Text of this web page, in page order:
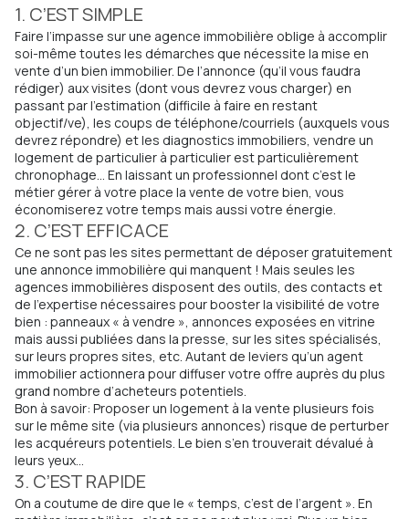
1. C’EST SIMPLE
Faire l’impasse sur une agence immobilière oblige à accomplir
soi-même toutes les démarches que nécessite la mise en
vente d’un bien immobilier. De l’annonce (qu’il vous faudra
rédiger) aux visites (dont vous devrez vous charger) en
passant par l’estimation (difficile à faire en restant
objectif/ve), les coups de téléphone/courriels (auxquels vous
devrez répondre) et les diagnostics immobiliers, vendre un
logement de particulier à particulier est particulièrement
chronophage… En laissant un professionnel dont c’est le
métier gérer à votre place la vente de votre bien, vous
économiserez votre temps mais aussi votre énergie.
2. C’EST EFFICACE
Ce ne sont pas les sites permettant de déposer gratuitement
une annonce immobilière qui manquent ! Mais seules les
agences immobilières disposent des outils, des contacts et
de l’expertise nécessaires pour booster la visibilité de votre
bien : panneaux « à vendre », annonces exposées en vitrine
mais aussi publiées dans la presse, sur les sites spécialisés,
sur leurs propres sites, etc. Autant de leviers qu’un agent
immobilier actionnera pour diffuser votre offre auprès du plus
grand nombre d’acheteurs potentiels.
Bon à savoir: Proposer un logement à la vente plusieurs fois
sur le même site (via plusieurs annonces) risque de perturber
les acquéreurs potentiels. Le bien s’en trouverait dévalué à
leurs yeux…
3. C’EST RAPIDE
On a coutume de dire que le « temps, c’est de l’argent ». En